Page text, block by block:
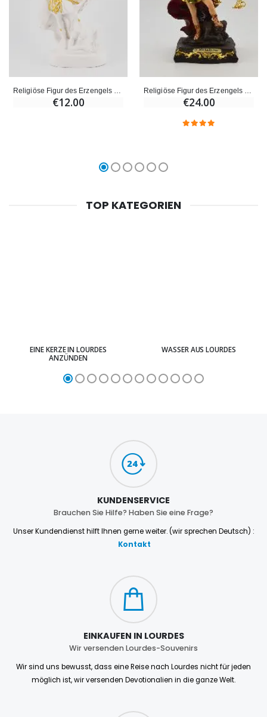
€12.00 €24.00
TOP KATEGORIEN
EINE KERZE IN LOURDES
ANZÜNDEN
WASSER AUS LOURDES
KUNDENSERVICE
Brauchen Sie Hilfe? Haben Sie eine Frage?
Unser Kundendienst hilft Ihnen gerne weiter. (wir sprechen Deutsch) :
Kontakt
EINKAUFEN IN LOURDES
Wir versenden Lourdes-Souvenirs
Wir sind uns bewusst, dass eine Reise nach Lourdes nicht für jeden
möglich ist, wir versenden Devotionalien in die ganze Welt.